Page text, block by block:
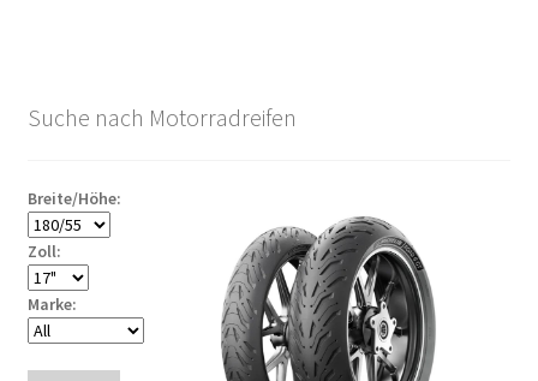
Suche nach Motorradreifen
Breite/Höhe:
Zoll:
Marke: